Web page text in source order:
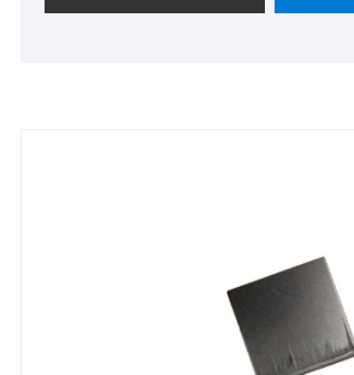
нестандартные детали тщательно
электрооборудования. Эти
заказ компоненты, от разъемов до
соответствуют строгим
обещая эффективность и